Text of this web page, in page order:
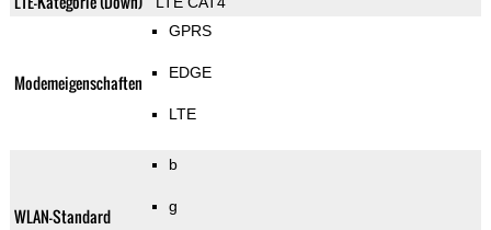
Modemeigenschaften
GPRS
EDGE
LTE
WLAN-Standard
b
g